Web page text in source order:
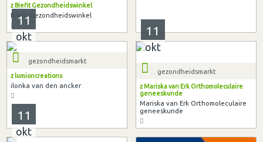
z Biefit Gezondheidswinkel
Biefit Gezondheidswinkel
11
okt
gezondheidsmarkt
z lumioncreations
ilonka van den ancker
11
okt
gezondheidsmarkt
z Mariska van Erk Orthomoleculaire
geneeskunde
Mariska van Erk Orthomoleculaire
geneeskunde
11
okt